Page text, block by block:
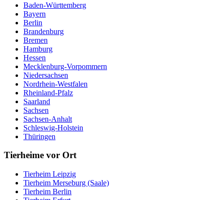
Baden-Württemberg
Bayern
Berlin
Brandenburg
Bremen
Hamburg
Hessen
Mecklenburg-Vorpommern
Niedersachsen
Nordrhein-Westfalen
Rheinland-Pfalz
Saarland
Sachsen
Sachsen-Anhalt
Schleswig-Holstein
Thüringen
Tierheime vor Ort
Tierheim Leipzig
Tierheim Merseburg (Saale)
Tierheim Berlin